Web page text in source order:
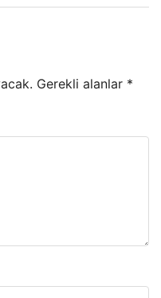
Gerekli alanlar *